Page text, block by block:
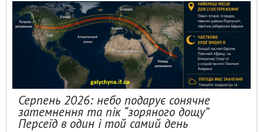
Серпень 2026: небо подарує сонячне
затемнення та пік “зоряного дощу”
Персеїд в один і той самий день